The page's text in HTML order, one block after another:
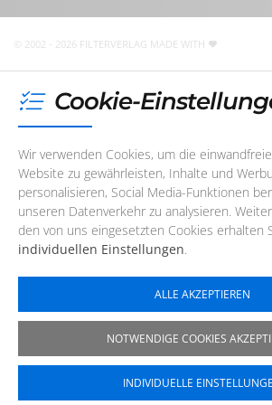
© 2002 - 2026 FILTERVERLAG MADE WITH
Cookie-
Wir verwenden Cookies, um die
Website zu gewährleisten, Inhalte und
personalisieren, Social Media-Funktionen
unseren Datenverkehr zu analysieren.
den von uns eingesetzten Cookies erhalten
individuellen Einstellungen.
ALLE AKZEPTIEREN
NOTWENDIGE COOKIES
INDIVIDUELLE